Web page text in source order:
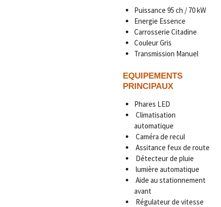
Puissance 95 ch / 70 kW
Energie Essence
Carrosserie Citadine
Couleur Gris
Transmission Manuel
EQUIPEMENTS
PRINCIPAUX
Phares LED
Climatisation
automatique
Caméra de recul
Assitance feux de route
Détecteur de pluie
lumière automatique
Aide au stationnement
avant
Régulateur de vitesse